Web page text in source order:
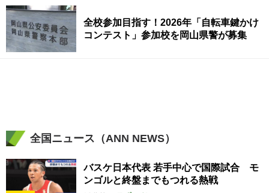
全校参加目指す！2026年「自転車鍵かけ
コンテスト」参加校を岡山県警が募集
全国ニュース（ANN NEWS）
バスケ日本代表 若手中心で国際試合 モ
ンゴルと終盤までもつれる熱戦